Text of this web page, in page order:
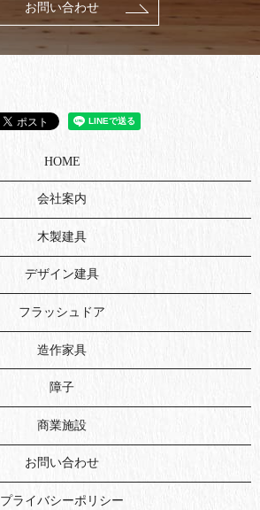
お問い合わせ
HOME
会社案内
木製建具
デザイン建具
フラッシュドア
造作家具
障子
商業施設
お問い合わせ
プライバシーポリシー